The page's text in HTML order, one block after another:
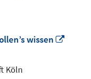
wissen
Köln